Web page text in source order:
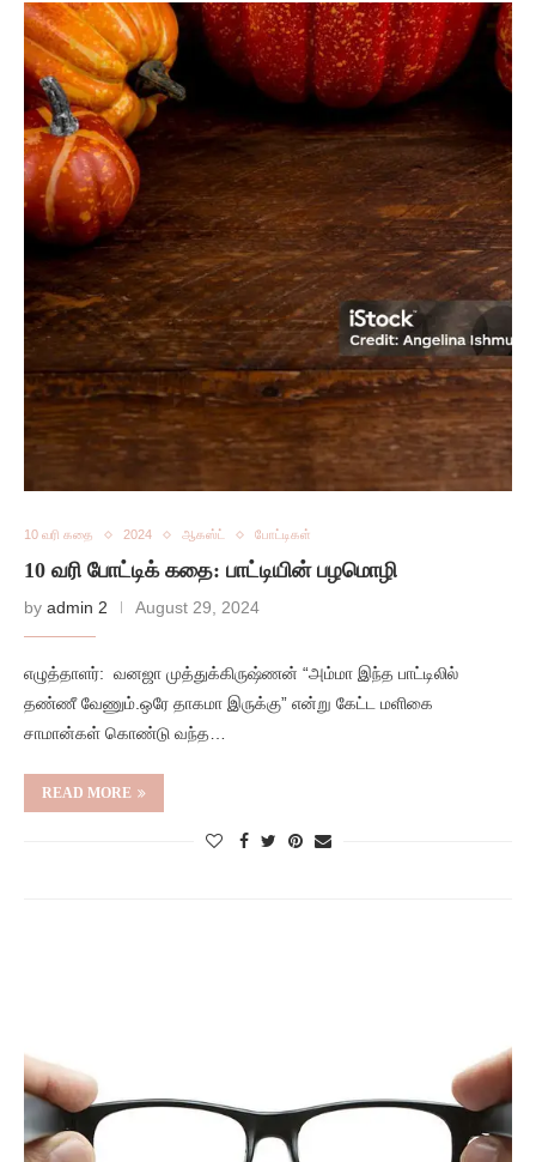
10 வரி கதை 2024 ஆகஸ்ட் போட்டிகள்
10 வரி போட்டிக் கதை: பாட்டியின் பழமொழி
by admin 2 August 29, 2024
எழுத்தாளர்: வனஜா முத்துக்கிருஷ்ணன் “அம்மா இந்த பாட்டிலில்
தண்ணீ வேணும்.ஒரே தாகமா இருக்கு” என்று கேட்ட மளிகை
சாமான்கள் கொண்டு வந்த…
READ MORE